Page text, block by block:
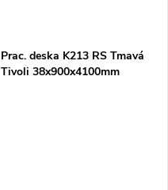
Prac. deska K213 RS Tmavá
Tivoli 38x900x4100mm